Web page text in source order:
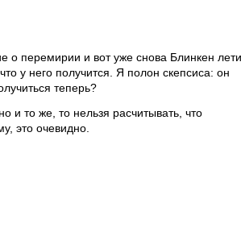
о перемирии и вот уже снова Блинкен
у него получится. Я полон скепсиса: он
теперь?
и то же, то нельзя расчитывать, что
это очевидно.